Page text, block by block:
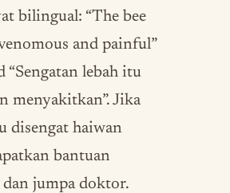
bilingual: “The bee
and painful”
“Sengatan lebah itu
menyakitkan”. Jika
disengat haiwan
bantuan
jumpa doktor.